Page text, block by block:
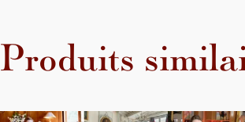
Produits